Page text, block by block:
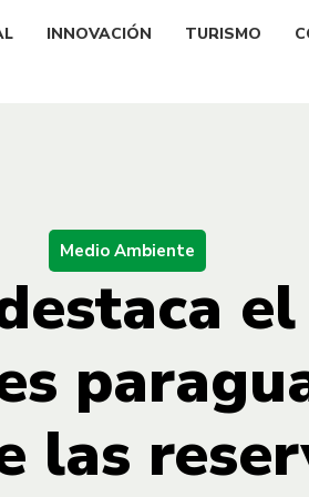
INNOVACIÓN TURISMO
Medio Ambiente
las